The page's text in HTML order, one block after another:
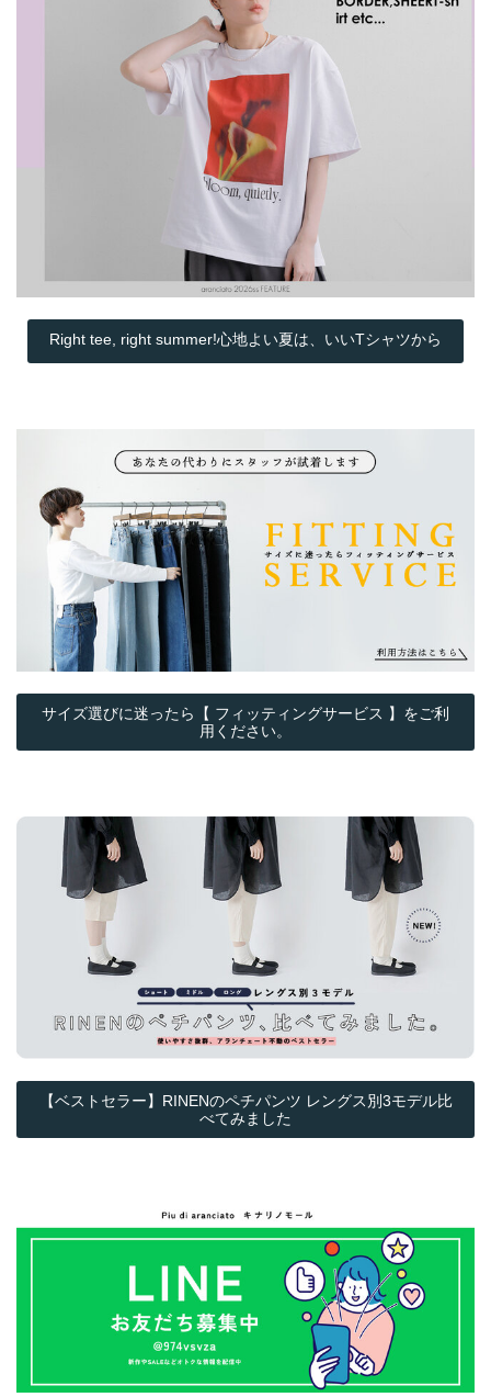
Right tee, right summer!心地よい夏は、いいTシャツから
サイズ選びに迷ったら【 フィッティングサービス 】をご利
用ください。
【ベストセラー】RINENのペチパンツ レングス別3モデル比
べてみました